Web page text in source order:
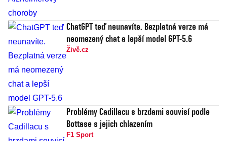
ChatGPT teď neunavíte. Bezplatná verze má
neomezený chat a lepší model GPT-5.6
Živě.cz
Problémy Cadillacu s brzdami souvisí podle
Bottase s jejich chlazením
F1 Sport